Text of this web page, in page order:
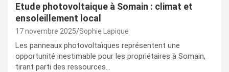
Etude photovoltaique à Somain : climat et
ensoleillement local
17 novembre 2025 Sophie Lapique
Les panneaux photovoltaïques représentent une
opportunité inestimable pour les propriétaires à Somain,
tirant parti des ressources…